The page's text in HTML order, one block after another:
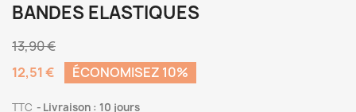
BANDES ELASTIQUES
13,90 €
12,51 €
ÉCONOMISEZ 10%
TTC Livraison : 10 jours